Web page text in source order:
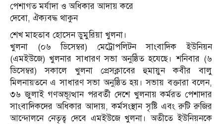
পেশাগত মর্যাদা ও অধিকার আদায় করে
দেবো, ঐক্যবদ্ধ থাকুন
শেখ মাহতাব হোসেন ডুমুরিয়া খুলনা।
খুলনা (০৬ ডিসেম্বর) মেট্রোপলিটন সাংবাদিক ইউনিয়ন
(এমইউজে) খুলনার সাধারণ সভা অনুষ্ঠিত হযেছে। শনিবার (৬
ডিসেম্বর) সকালে খুলনা প্রেসক্লাবের হুমায়ুন কবীর বালু
মিলনায়তনে এ সাধারণ সভা অনুষ্ঠিত হয়। সভায় বক্তারা বলেন,
৩৬ জুলাই গণঅভ্যূত্থান পরবর্তী দেশে খুলনায় কর্মরত পেশাদার
সাংবাদিকদের অধিকার আদায়, কর্মসংস্থান সৃষ্টি এবং রুটি রুজির
আন্দোলনে নেতৃত্ব দেবে এমইউজে খুলনা। অতীতে ইউনিয়নকে